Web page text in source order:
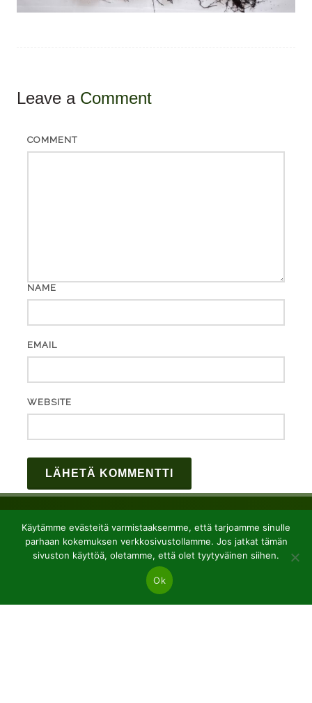
Leave a Comment
COMMENT
NAME
EMAIL
WEBSITE
Käytämme evästeitä varmistaaksemme, että tarjoamme sinulle
parhaan kokemuksen verkkosivustollamme. Jos jatkat tämän
sivuston käyttöä, oletamme, että olet tyytyväinen siihen.
Ok